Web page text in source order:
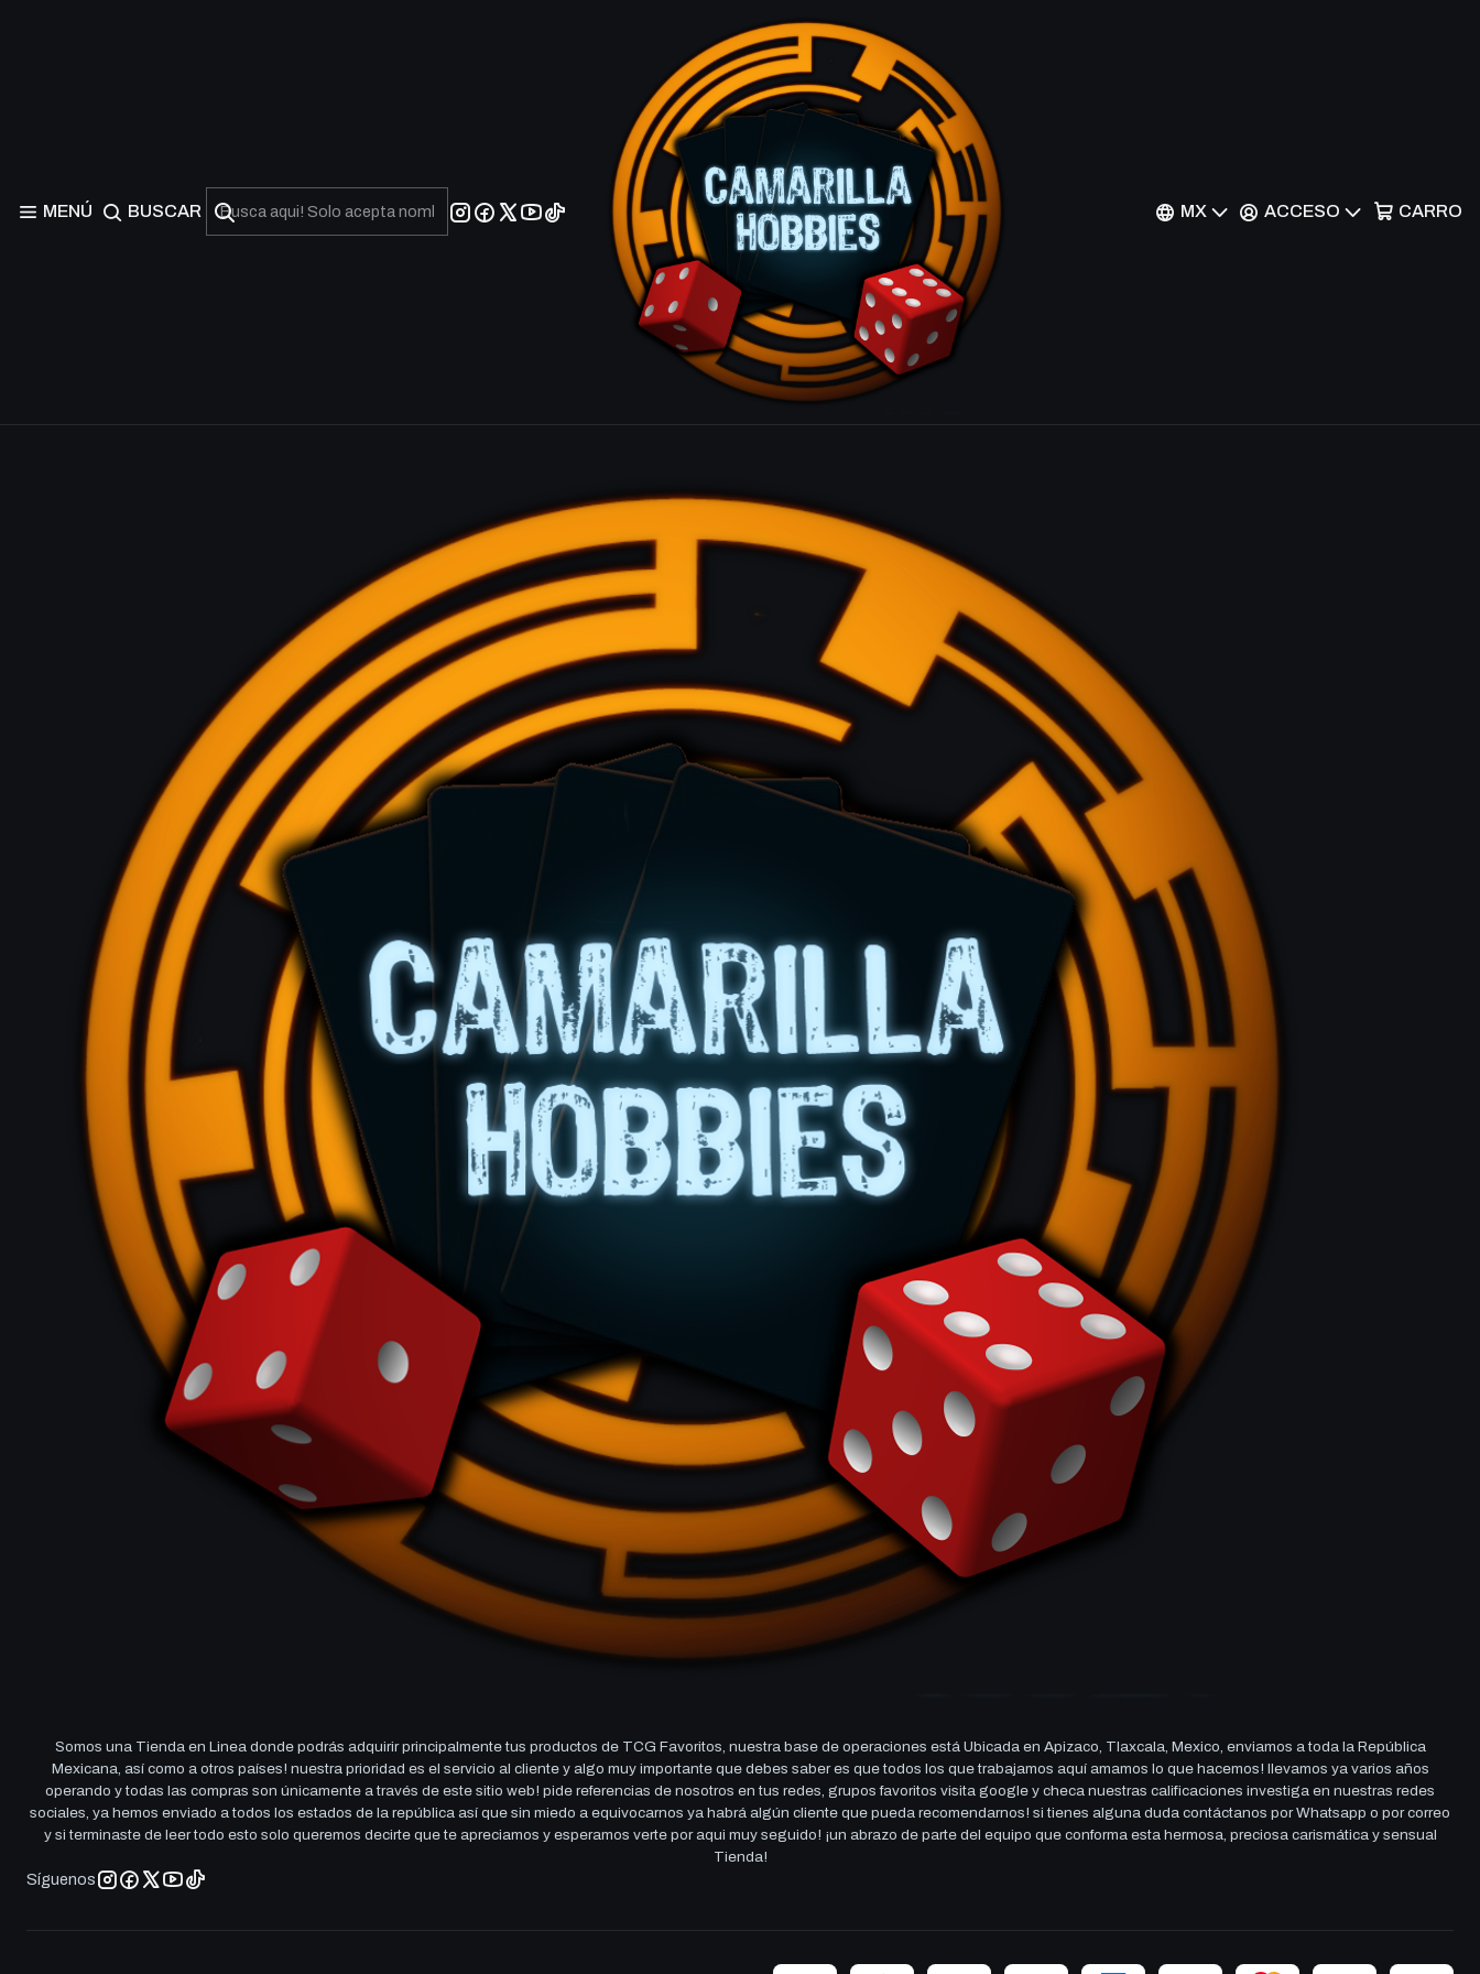
MENÚ BUSCAR MX ACCESO CARRO
Bjorna, Nightfall Alchemist - SLX - R
$7 MXN
VOLVER ARRIBA
Somos una Tienda en Linea donde podrás adquirir principalmente tus productos de TCG Favoritos, nuestra base de operaciones está Ubicada en Apizaco, Tlaxcala, Mexico, enviamos a toda la República
Mexicana, así como a otros países! nuestra prioridad es el servicio al cliente y algo muy importante que debes saber es que todos los que trabajamos aquí amamos lo que hacemos! llevamos ya varios años
operando y todas las compras son únicamente a través de este sitio web! pide referencias de nosotros en tus redes, grupos favoritos visita google y checa nuestras calificaciones investiga en nuestras redes
sociales, ya hemos enviado a todos los estados de la república así que sin miedo a equivocarnos ya habrá algún cliente que pueda recomendarnos! si tienes alguna duda contáctanos por Whatsapp o por correo
y si terminaste de leer todo esto solo queremos decirte que te apreciamos y esperamos verte por aqui muy seguido! ¡un abrazo de parte del equipo que conforma esta hermosa, preciosa carismática y sensual
Tienda!
Síguenos